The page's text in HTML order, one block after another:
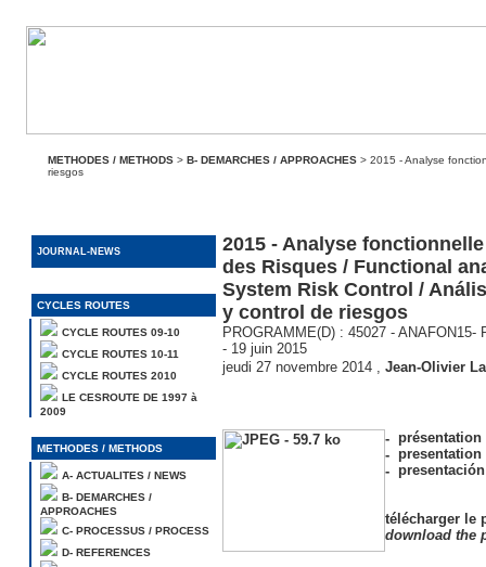
METHODES / METHODS > B- DEMARCHES / APPROACHES > 2015 - Analyse
riesgos
JOURNAL-NEWS
CYCLES ROUTES
CYCLE ROUTES 09-10
CYCLE ROUTES 10-11
CYCLE ROUTES 2010
LE CESROUTE DE 1997 à
2009
METHODES / METHODS
A- ACTUALITES / NEWS
B- DEMARCHES /
APPROACHES
C- PROCESSUS / PROCESS
D- REFERENCES
2015 - Analyse
des Risques / Functional
System Risk Control /
y control de riesgos
PROGRAMME(D) : 45027 - ANAFON15-
- 19 juin 2015
jeudi 27 novembre 2014 , Jean-Olivier
présentation
télécharger le
download the